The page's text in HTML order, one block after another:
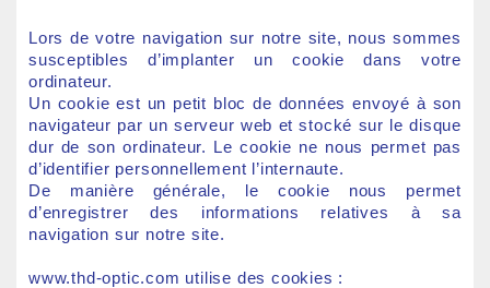
Lors de votre navigation sur notre site, nous sommes
susceptibles d’implanter un cookie dans votre
ordinateur.
Un cookie est un petit bloc de données envoyé à son
navigateur par un serveur web et stocké sur le disque
dur de son ordinateur. Le cookie ne nous permet pas
d’identifier personnellement l’internaute.
De manière générale, le cookie nous permet
d’enregistrer des informations relatives à sa
navigation sur notre site.
www.thd-optic.com utilise des cookies :